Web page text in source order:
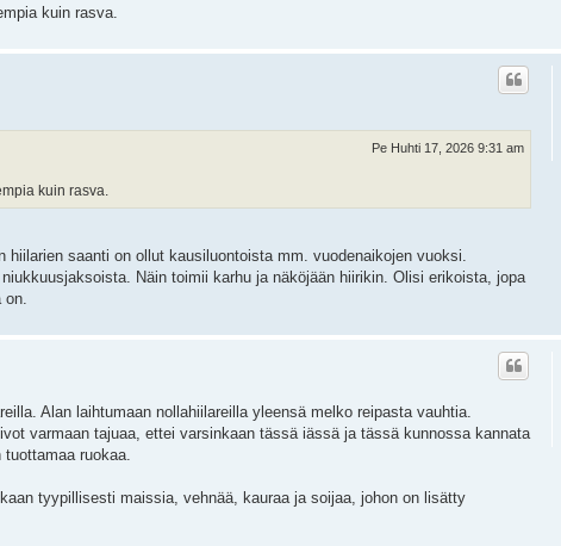
kuin rasva.
Pe Huhti 17, 2026 9:31 am
kuin rasva.
saanti on ollut kausiluontoista mm. vuodenaikojen vuoksi.
Näin toimii karhu ja näköjään hiirikin. Olisi erikoista, jopa
Alan laihtumaan nollahiilareilla yleensä melko reipasta vauhtia.
varmaan tajuaa, ettei varsinkaan tässä iässä ja tässä kunnossa kannata
ruokaa.
tyypillisesti maissia, vehnää, kauraa ja soijaa, johon on lisätty